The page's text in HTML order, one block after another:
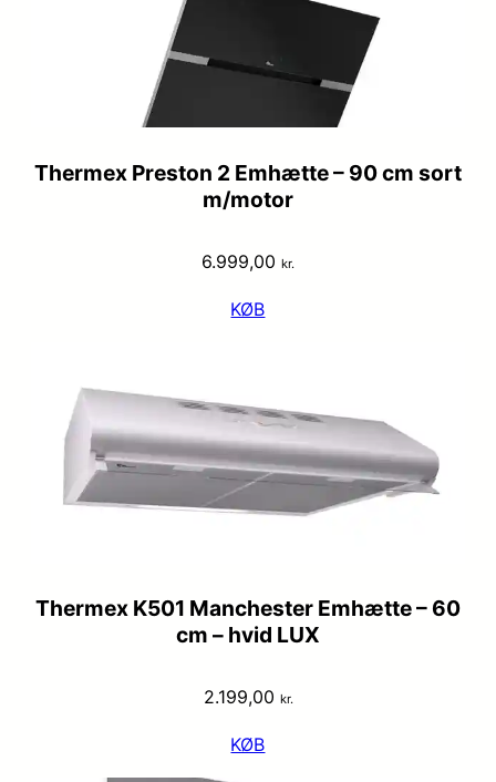
Thermex Preston 2 Emhætte – 90 cm sort
m/motor
6.999,00 kr.
KØB
Thermex K501 Manchester Emhætte – 60
cm – hvid LUX
2.199,00 kr.
KØB